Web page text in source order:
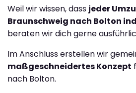
Weil wir wissen, dass jeder
Braunschweig nach Bolton
beraten wir dich gerne
Im Anschluss erstellen wir
maßgeschneidertes Konzept
nach Bolton.